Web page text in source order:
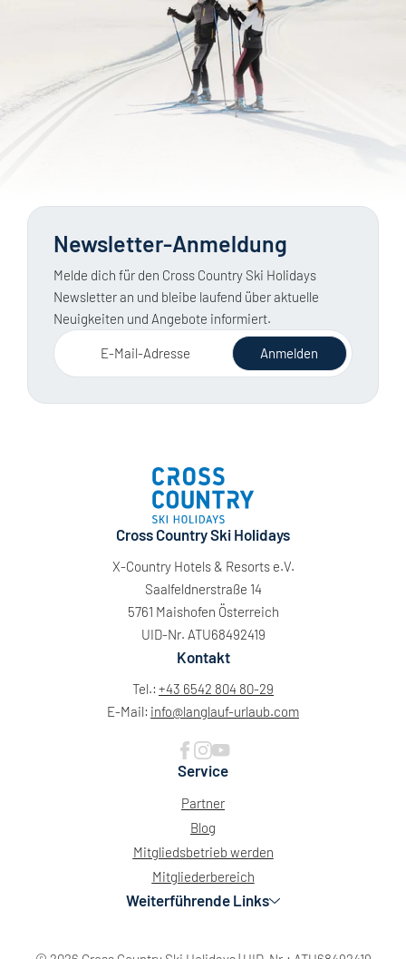
Newsletter-Anmeldung
Melde dich für den Cross Country Ski Holidays
Newsletter an und bleibe laufend über aktuelle
Neuigkeiten und Angebote informiert.
E-Mail-Adresse Anmelden
Cross Country Ski Holidays
X-Country Hotels & Resorts e.V.
Saalfeldnerstraße 14
5761 Maishofen Österreich
UID-Nr. ATU68492419
Kontakt
Tel.: +43 6542 804 80-29
E-Mail: info@langlauf-urlaub.com
Service
Partner
Blog
Mitgliedsbetrieb werden
Mitgliederbereich
Weiterführende Links